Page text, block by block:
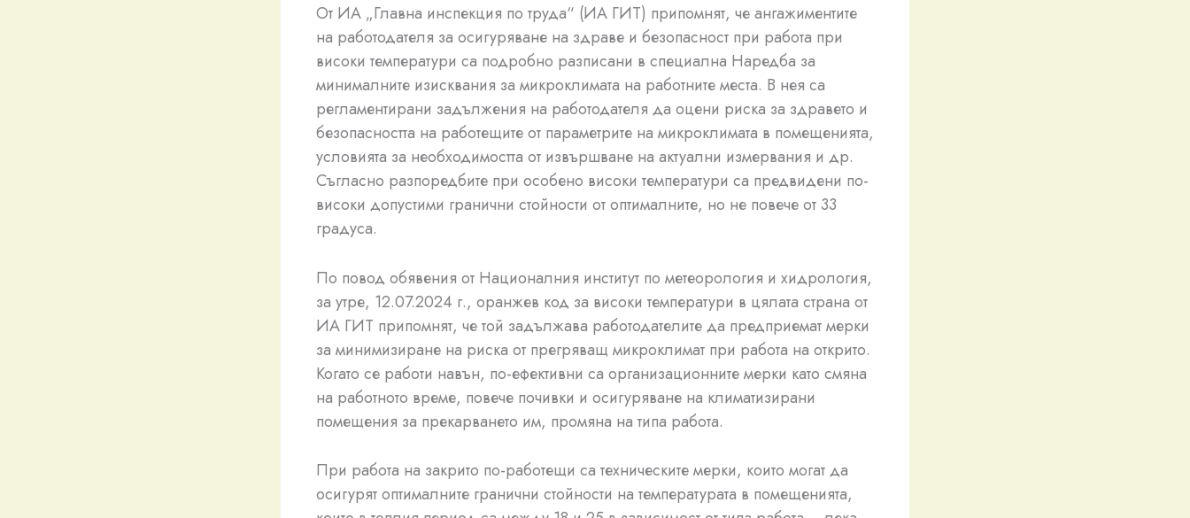
От ИА „Главна инспекция по труда“ (ИА ГИТ) припомнят, че ангажиментите
на работодателя за осигуряване на здраве и безопасност при работа при
високи температури са подробно разписани в специална Наредба за
минималните изисквания за микроклимата на работните места. В нея са
регламентирани задължения на работодателя да оцени риска за здравето и
безопасността на работещите от параметрите на микроклимата в помещенията,
условията за необходимостта от извършване на актуални измервания и др.
Съгласно разпоредбите при особено високи температури са предвидени по-
високи допустими гранични стойности от оптималните, но не повече от 33
градуса.
По повод обявения от Националния институт по метеорология и хидрология,
за утре, 12.07.2024 г., оранжев код за високи температури в цялата страна от
ИА ГИТ припомнят, че той задължава работодателите да предприемат мерки
за минимизиране на риска от прегряващ микроклимат при работа на открито.
Когато се работи навън, по-ефективни са организационните мерки като смяна
на работното време, повече почивки и осигуряване на климатизирани
помещения за прекарването им, промяна на типа работа.
При работа на закрито по-работещи са техническите мерки, които могат да
осигурят оптималните гранични стойности на температурата в помещенията,